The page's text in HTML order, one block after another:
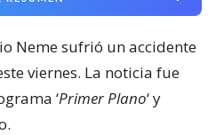
Neme sufrió un accidente
viernes. La noticia fue
‘Primer Plano‘ y